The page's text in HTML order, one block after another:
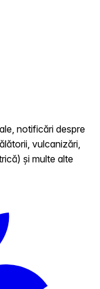
notificări despre
vulcanizări,
și multe alte